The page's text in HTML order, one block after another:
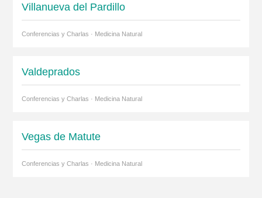
Villanueva del Pardillo
Conferencias y Charlas · Medicina Natural
Valdeprados
Conferencias y Charlas · Medicina Natural
Vegas de Matute
Conferencias y Charlas · Medicina Natural